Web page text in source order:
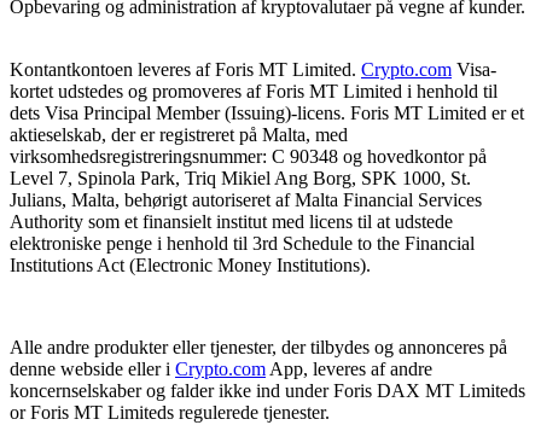
Opbevaring og administration af kryptovalutaer på vegne af kunder.
Kontantkontoen leveres af Foris MT Limited. Crypto.com Visa-
kortet udstedes og promoveres af Foris MT Limited i henhold til
dets Visa Principal Member (Issuing)-licens. Foris MT Limited er et
aktieselskab, der er registreret på Malta, med
virksomhedsregistreringsnummer: C 90348 og hovedkontor på
Level 7, Spinola Park, Triq Mikiel Ang Borg, SPK 1000, St.
Julians, Malta, behørigt autoriseret af Malta Financial Services
Authority som et finansielt institut med licens til at udstede
elektroniske penge i henhold til 3rd Schedule to the Financial
Institutions Act (Electronic Money Institutions).
Alle andre produkter eller tjenester, der tilbydes og annonceres på
denne webside eller i Crypto.com App, leveres af andre
koncernselskaber og falder ikke ind under Foris DAX MT Limiteds
or Foris MT Limiteds regulerede tjenester.